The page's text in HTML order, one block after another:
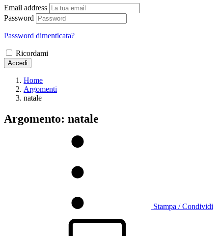
Email address
Password
Password dimenticata?
Ricordami
Accedi
Home
Argomenti
natale
Argomento: natale
Stampa / Condividi